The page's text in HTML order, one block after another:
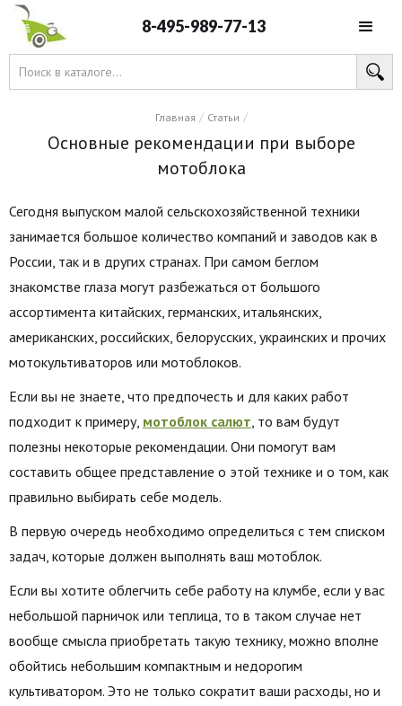
8-495-989-77-13
Главная / Статьи /
Основные рекомендации при выборе
мотоблока
Сегодня выпуском малой сельскохозяйственной техники
занимается большое количество компаний и заводов как в
России, так и в других странах. При самом беглом
знакомстве глаза могут разбежаться от большого
ассортимента китайских, германских, итальянских,
американских, российских, белорусских, украинских и прочих
мотокультиваторов или мотоблоков.
Если вы не знаете, что предпочесть и для каких работ
подходит к примеру, мотоблок салют, то вам будут
полезны некоторые рекомендации. Они помогут вам
составить общее представление о этой технике и о том, как
правильно выбирать себе модель.
В первую очередь необходимо определиться с тем списком
задач, которые должен выполнять ваш мотоблок.
Если вы хотите облегчить себе работу на клумбе, если у вас
небольшой парничок или теплица, то в таком случае нет
вообще смысла приобретать такую технику, можно вполне
обойтись небольшим компактным и недорогим
культиватором. Это не только сократит ваши расходы, но и